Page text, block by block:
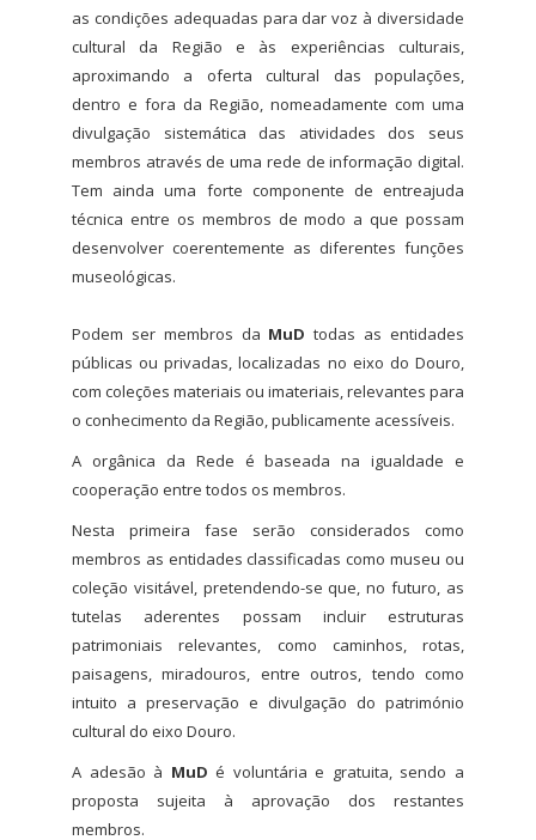
as condições adequadas para dar voz à diversidade
cultural da Região e às experiências culturais,
aproximando a oferta cultural das populações,
dentro e fora da Região, nomeadamente com uma
divulgação sistemática das atividades dos seus
membros através de uma rede de informação digital.
Tem ainda uma forte componente de entreajuda
técnica entre os membros de modo a que possam
desenvolver coerentemente as diferentes funções
museológicas.
Podem ser membros da MuD todas as entidades
públicas ou privadas, localizadas no eixo do Douro,
com coleções materiais ou imateriais, relevantes para
o conhecimento da Região, publicamente acessíveis.
A orgânica da Rede é baseada na igualdade e
cooperação entre todos os membros.
Nesta primeira fase serão considerados como
membros as entidades classificadas como museu ou
coleção visitável, pretendendo-se que, no futuro, as
tutelas aderentes possam incluir estruturas
patrimoniais relevantes, como caminhos, rotas,
paisagens, miradouros, entre outros, tendo como
intuito a preservação e divulgação do património
cultural do eixo Douro.
A adesão à MuD é voluntária e gratuita, sendo a
proposta sujeita à aprovação dos restantes
membros.